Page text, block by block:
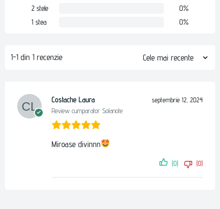
2 stele
0%
1 stea
0%
1-1 din 1 recenzie
Costache Laura
Review cumparator Solanote
septembrie 12, 2024
Miroase divinnn
(0) (0)